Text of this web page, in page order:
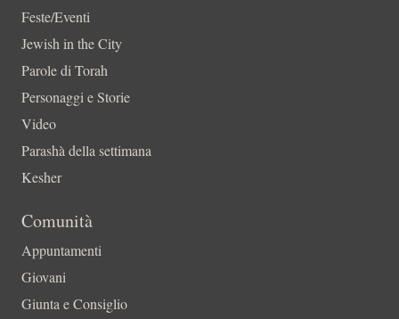
Feste/Eventi
Jewish in the City
Parole di Torah
Personaggi e Storie
Video
Parashà della settimana
Kesher
Comunità
Appuntamenti
Giovani
Giunta e Consiglio